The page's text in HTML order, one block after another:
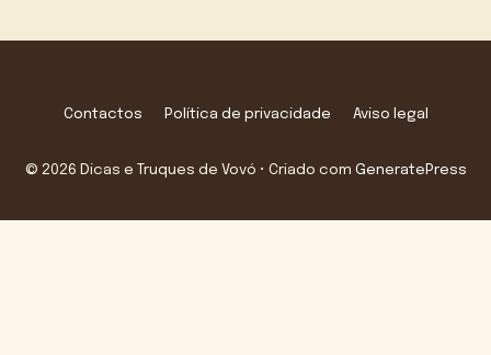
Contactos Política de privacidade Aviso legal
© 2026 Dicas e Truques de Vovó • Criado com GeneratePress